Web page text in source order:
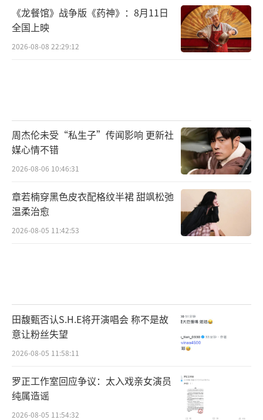
《龙餐馆》战争版《药神》：8月11日
全国上映
2026-08-08 22:29:12
周杰伦未受“私生子”传闻影响 更新社
媒心情不错
2026-08-06 10:46:31
章若楠穿黑色皮衣配格纹半裙 甜飒松弛
温柔治愈
2026-08-05 11:42:53
田馥甄否认S.H.E将开演唱会 称不是故
意让粉丝失望
2026-08-05 11:58:11
罗正工作室回应争议：太入戏亲女演员
纯属造谣
2026-08-05 11:54:32